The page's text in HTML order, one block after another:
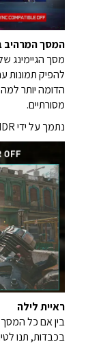
המסך המרהיב
להפיק תמונות
הדומה יותר
מסורתיים.
נתמך על ידי Windows 11 Auto HDR.
ראיית לילה
בין אם כל
בכבדות, תנו